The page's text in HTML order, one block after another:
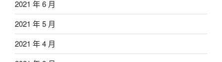
2021 年 6 月
2021 年 5 月
2021 年 4 月